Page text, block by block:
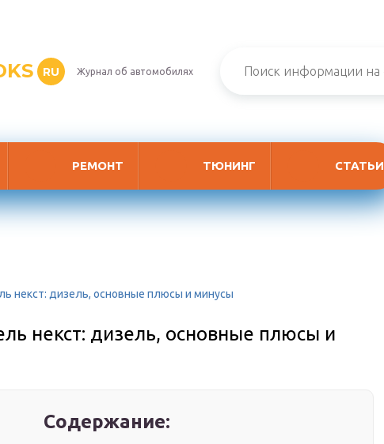
RU Журнал об автомобилях
РЕМОНТ ТЮНИНГ СТАТЬИ
некст: дизель, основные плюсы и минусы
некст: дизель, основные плюсы и
Содержание: